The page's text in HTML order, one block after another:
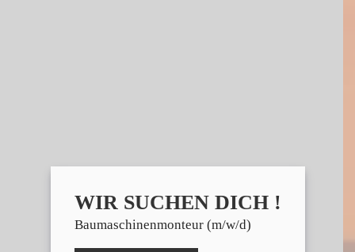
WIR SUCHEN DICH !
Baumaschinenmonteur (m/w/d)